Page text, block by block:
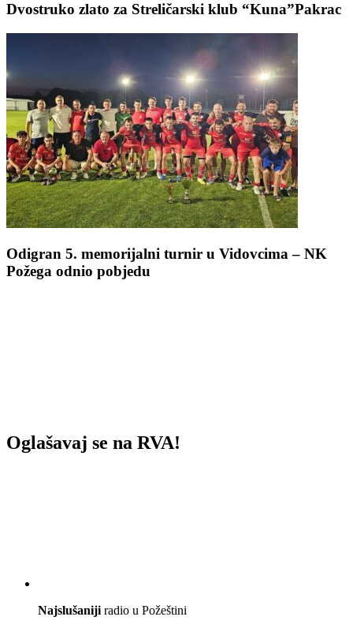
Dvostruko zlato za Streličarski klub “Kuna”Pakrac
Odigran 5. memorijalni turnir u Vidovcima – NK
Požega odnio pobjedu
Oglašavaj se na RVA!
Najslušaniji radio u Požeštini